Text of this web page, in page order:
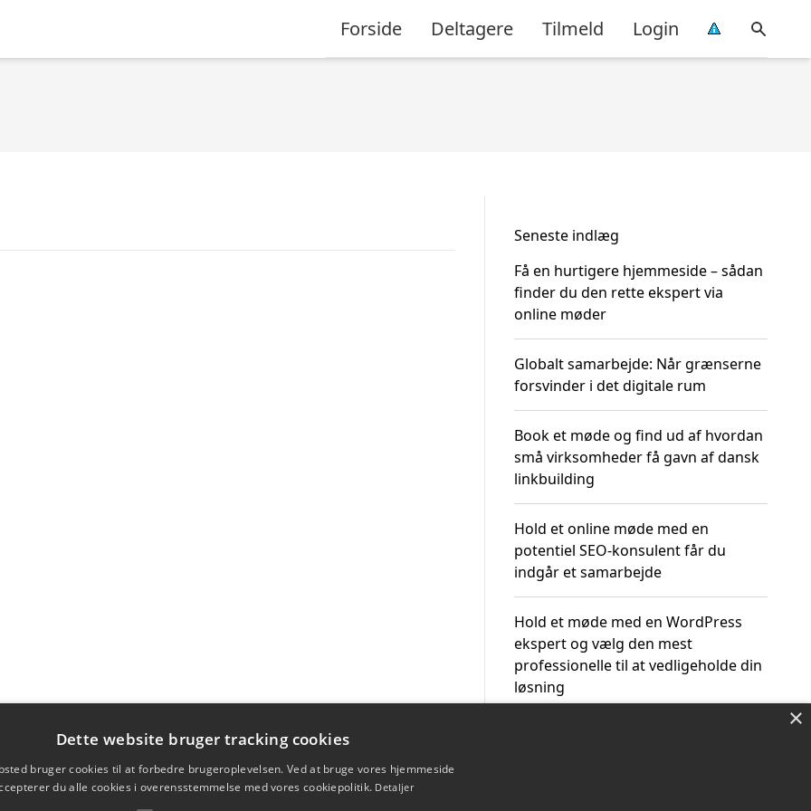
Forside Deltagere Tilmeld Login
Seneste indlæg
Få en hurtigere hjemmeside – sådan
finder du den rette ekspert via
online møder
Globalt samarbejde: Når grænserne
forsvinder i det digitale rum
Book et møde og find ud af hvordan
små virksomheder få gavn af dansk
linkbuilding
Hold et online møde med en
potentiel SEO-konsulent får du
indgår et samarbejde
Hold et møde med en WordPress
ekspert og vælg den mest
professionelle til at vedligeholde din
løsning
×
Dette website bruger tracking cookies
bruger cookies til at forbedre brugeroplevelsen. Ved at bruge vores hjemmeside
du alle cookies i overensstemmelse med vores cookiepolitik. Detaljer